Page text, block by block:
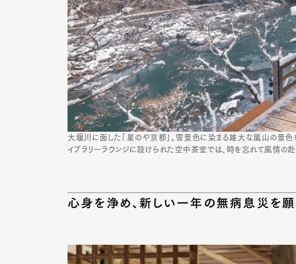
大堰川に面した「星のや京都」。雪景色に染まる雄大な嵐山の景色
イブラリーラウンジに設けられた空中茶室では、時を忘れて風情の赴
心身を浄め、新しい一年の無病息災を願